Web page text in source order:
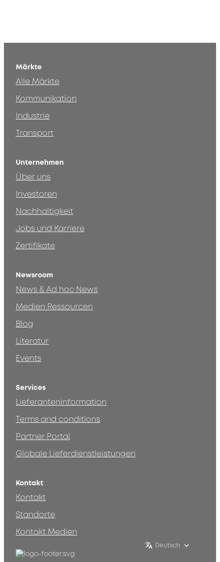
Märkte
Alle Märkte
Kommunikation
Industrie
Transport
Unternehmen
Über uns
Investoren
Nachhaltigkeit
Jobs und Karriere
Zertifikate
Newsroom
News & Ad hoc News
Medien Ressourcen
Blog
Literatur
Events
Services
Lieferanteninformation
Terms and conditions
Partner Portal
Globale Lieferdienstleistungen
Kontakt
Kontakt
Standorte
Kontakt Medien
Deutsch